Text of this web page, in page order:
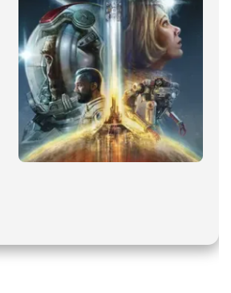
نقص
الاكسجين
والشلل
الدماغي
خلع
الولادة
بكل
أنواعها
بانواعها